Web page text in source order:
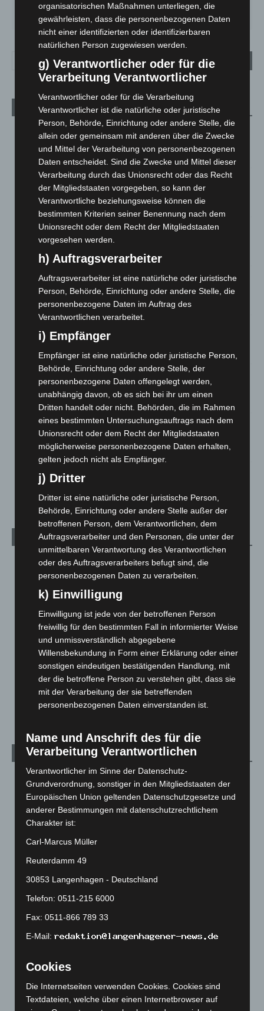
SO.
33°
MO.
27 °
DI.
23°
MI.
26° 28°
Aktuelle Beiträge
Kunst trifft Weingenuss: Barbara-Susann Mehring zeigt ihre
Werke im Jacques’ Wein-Depot Isernhagen
A2: Zweite Turbobaustelle startet zwischen Hannover-West
und Bothfeld
8. August 2026
Niedersachsen: Feuerwehrkräfte kehren nach
Waldbrandeinsatz aus Spanien zurück
7. August 2026
Hannover: Erste Tigermücken-Population in Niedersachsen
entdeckt
7. August 2026
eingedämmt
6. August 2026
Region Hannover: 21 neue Notfallsanitäter starten beim
Roten Kreuz
Mann läuft mit Hockeyschläger über A7 – Polizei sucht
Zeugen
5. August 2026
Celle: Mensch stirbt bei Bagger-Unfall auf Baustelle
Kategorien
Blaulicht
Corona-News
Hannover und Region
Langenhagen und Ortsteile
Leserbriefe
Menschen
Über uns
Veranstaltungen
Archiv
August 2026
(14)
Juli 2026(73)
Juni 2026 (139)
März 2026(115)
Februar 2026(109)
Januar 2026(122)
Dezember 2025 (103)
November 2025(114)
September 2025
August 2025(90)
organisatorischen Maßnahmen unterliegen, die
gewährleisten, dass die personenbezogenen Daten
nicht einer identifizierten oder identifizierbaren
natürlichen Person zugewiesen werden.
g) Verantwortlicher oder für die
Verarbeitung Verantwortlicher
Verantwortlicher oder für die Verarbeitung
Verantwortlicher ist die natürliche oder juristische
Person, Behörde, Einrichtung oder andere Stelle, die
allein oder gemeinsam mit anderen über die Zwecke
und Mittel der Verarbeitung von personenbezogenen
Daten entscheidet. Sind die Zwecke und Mittel dieser
Verarbeitung durch das Unionsrecht oder das Recht
der Mitgliedstaaten vorgegeben, so kann der
Verantwortliche beziehungsweise können die
bestimmten Kriterien seiner Benennung nach dem
Unionsrecht oder dem Recht der Mitgliedstaaten
vorgesehen werden.
h) Auftragsverarbeiter
Auftragsverarbeiter ist eine natürliche oder juristische
Person, Behörde, Einrichtung oder andere Stelle, die
personenbezogene Daten im Auftrag des
Verantwortlichen verarbeitet.
i) Empfänger
Empfänger ist eine natürliche oder juristische Person,
Behörde, Einrichtung oder andere Stelle, der
personenbezogene Daten offengelegt werden,
unabhängig davon, ob es sich bei ihr um einen
Dritten handelt oder nicht. Behörden, die im Rahmen
eines bestimmten Untersuchungsauftrags nach dem
Unionsrecht oder dem Recht der Mitgliedstaaten
möglicherweise personenbezogene Daten erhalten,
gelten jedoch nicht als Empfänger.
j) Dritter
Dritter ist eine natürliche oder juristische Person,
Behörde, Einrichtung oder andere Stelle außer der
betroffenen Person, dem Verantwortlichen, dem
Auftragsverarbeiter und den Personen, die unter der
unmittelbaren Verantwortung des Verantwortlichen
oder des Auftragsverarbeiters befugt sind, die
personenbezogenen Daten zu verarbeiten.
k) Einwilligung
Einwilligung ist jede von der betroffenen Person
freiwillig für den bestimmten Fall in informierter Weise
und unmissverständlich abgegebene
Willensbekundung in Form einer Erklärung oder einer
sonstigen eindeutigen bestätigenden Handlung, mit
der die betroffene Person zu verstehen gibt, dass sie
mit der Verarbeitung der sie betreffenden
personenbezogenen Daten einverstanden ist.
Name und Anschrift des für die
Verarbeitung Verantwortlichen
Verantwortlicher im Sinne der Datenschutz-
Grundverordnung, sonstiger in den Mitgliedstaaten der
Europäischen Union geltenden Datenschutzgesetze und
anderer Bestimmungen mit datenschutzrechtlichem
Charakter ist:
Carl-Marcus Müller
Reuterdamm 49
30853 Langenhagen - Deutschland
Telefon: 0511-215 6000
Fax: 0511-866 789 33
E-Mail:
Cookies
Die Internetseiten verwenden Cookies. Cookies sind
Textdateien, welche über einen Internetbrowser auf